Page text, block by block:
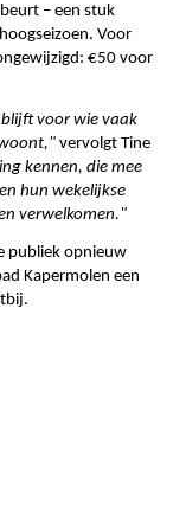
– een stuk
Voor
€50 voor
voor wie vaak
vervolgt Tine
kennen, die mee
hun wekelijkse
verwelkomen."
publiek opnieuw
Kapermolen een